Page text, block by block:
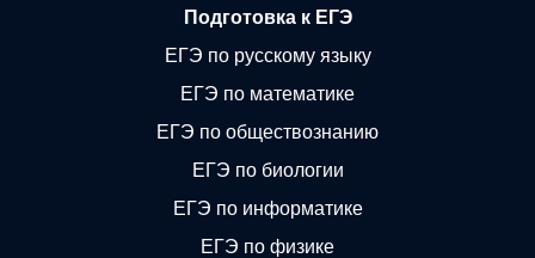
Подготовка к ЕГЭ
ЕГЭ по русскому языку
ЕГЭ по математике
ЕГЭ по обществознанию
ЕГЭ по биологии
ЕГЭ по информатике
ЕГЭ по физике